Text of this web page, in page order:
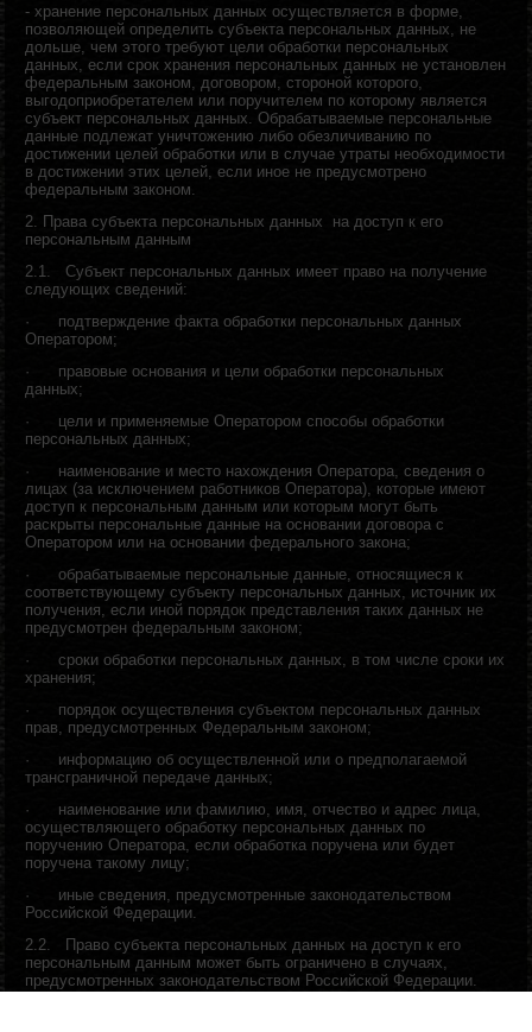
- хранение персональных данных осуществляется в форме,
позволяющей определить субъекта персональных данных, не
дольше, чем этого требуют цели обработки персональных
данных, если срок хранения персональных данных не установлен
федеральным законом, договором, стороной которого,
выгодоприобретателем или поручителем по которому является
субъект персональных данных. Обрабатываемые персональные
данные подлежат уничтожению либо обезличиванию по
достижении целей обработки или в случае утраты необходимости
в достижении этих целей, если иное не предусмотрено
федеральным законом.
2. Права субъекта персональных данных на доступ к его
персональным данным
2.1.
Субъект персональных данных имеет право на получение
следующих сведений:
· подтверждение факта обработки персональных данных
Оператором;
· правовые основания и цели обработки персональных
данных;
· цели и применяемые Оператором способы обработки
персональных данных;
· наименование и место нахождения Оператора, сведения о
лицах (за исключением работников Оператора), которые имеют
доступ к персональным данным или которым могут быть
раскрыты персональные данные на основании договора с
Оператором или на основании федерального закона;
·обрабатываемые персональные данные, относящиеся к
соответствующему субъекту персональных данных, источник их
получения, если иной порядок представления таких данных не
предусмотрен федеральным законом;
·сроки обработки персональных данных, в том числе сроки их
хранения;
· порядок осуществления субъектом персональных данных
прав, предусмотренных Федеральным законом;
· информацию об осуществленной или о предполагаемой
трансграничной передаче данных;
· наименование или фамилию, имя, отчество и адрес лица,
осуществляющего обработку персональных данных по
поручению Оператора, если обработка поручена или будет
поручена такому лицу;
· иные сведения, предусмотренные законодательством
Российской Федерации.
2.2.
Право субъекта персональных данных на доступ к его
персональным данным может быть ограничено в случаях,
предусмотренных законодательством Российской Федерации.